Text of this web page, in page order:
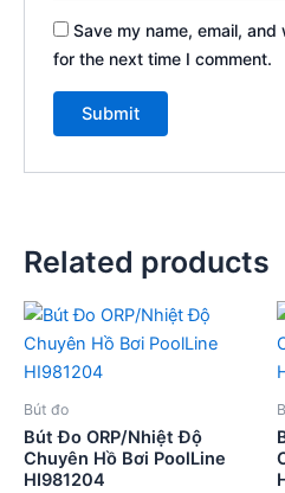
Save my name, email,
for the next time I comment.
Related products
Bút đo
Bút Đo ORP/Nhiệt Độ
Chuyên Hồ Bơi PoolLine
HI981204